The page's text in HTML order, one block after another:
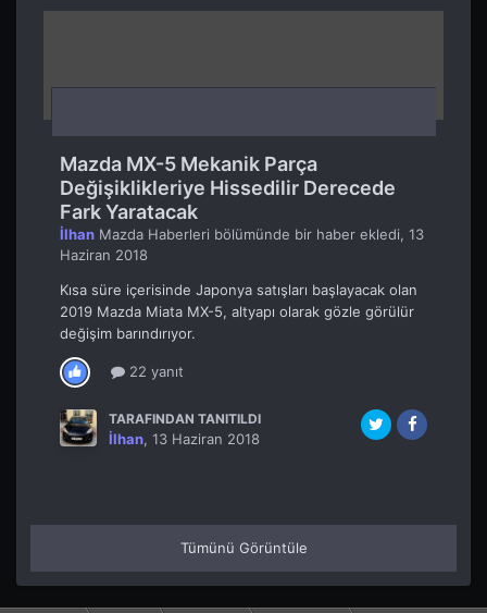
Mazda MX-5 Mekanik Parça
Değişiklikleriye Hissedilir Derecede
Fark Yaratacak
İlhan Mazda Haberleri bölümünde bir haber ekledi, 13
Haziran 2018
Kısa süre içerisinde Japonya satışları başlayacak olan
2019 Mazda Miata MX-5, altyapı olarak gözle görülür
değişim barındırıyor.
22 yanıt
TARAFINDAN TANITILDI
İlhan, 13 Haziran 2018
Tümünü Görüntüle